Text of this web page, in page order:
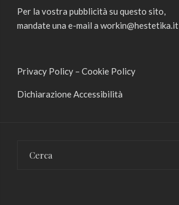
Per la vostra pubblicità su questo sito,
mandate una e-mail a workin@hestetika.it
Privacy Policy – Cookie Policy
Dichiarazione Accessibilità